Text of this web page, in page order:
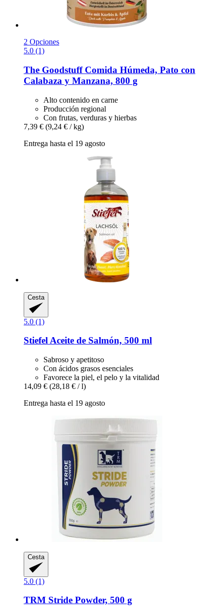
2 Opciones
5.0 (1)
The GoodstuffComida Húmeda, Pato con
Calabaza y Manzana, 800 g
Alto contenido en carne
Producción regional
Con frutas, verduras y hierbas
7,39 € (9,24 € / kg)
Entrega hasta el 19 agosto
Cesta
5.0 (1)
StiefelAceite de Salmón, 500 ml
Sabroso y apetitoso
Con ácidos grasos esenciales
Favorece la piel, el pelo y la vitalidad
14,09 € (28,18 € / l)
Entrega hasta el 19 agosto
Cesta
5.0 (1)
TRM Stride Powder, 500 g